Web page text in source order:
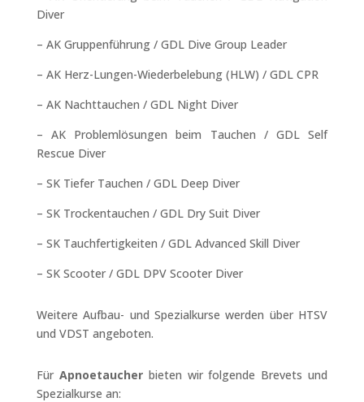
Diver
– AK Gruppenführung / GDL Dive Group Leader
– AK Herz-Lungen-Wiederbelebung (HLW) / GDL CPR
– AK Nachttauchen / GDL Night Diver
– AK Problemlösungen beim Tauchen / GDL Self
Rescue Diver
– SK Tiefer Tauchen / GDL Deep Diver
– SK Trockentauchen / GDL Dry Suit Diver
– SK Tauchfertigkeiten / GDL Advanced Skill Diver
– SK Scooter / GDL DPV Scooter Diver
Weitere Aufbau- und Spezialkurse werden über HTSV
und VDST angeboten.
Für Apnoetaucherbieten wir folgende Brevets und
Spezialkurse an: